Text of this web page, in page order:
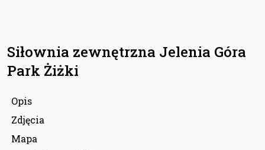
Siłownia zewnętrzna Jelenia Góra
Park Żiżki
Opis
Zdjęcia
Mapa